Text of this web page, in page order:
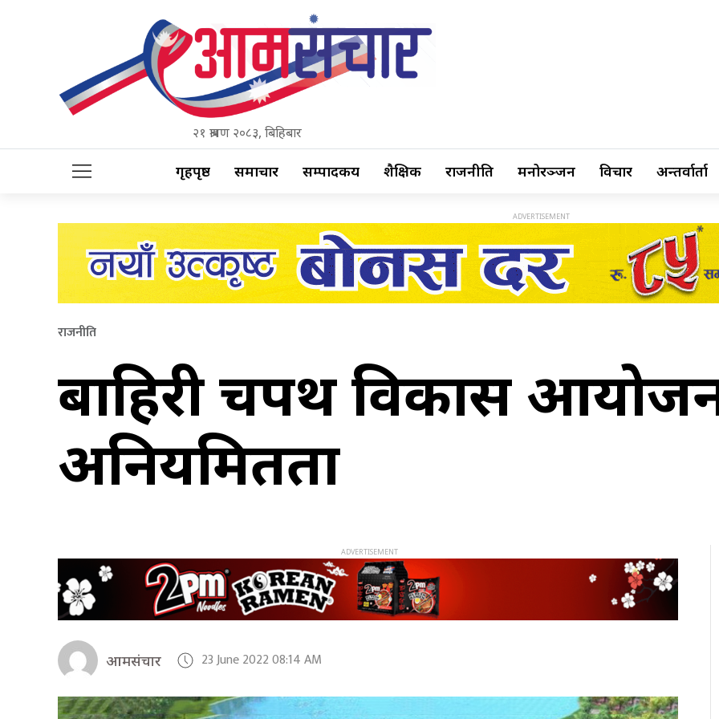
२१ श्रावण २०८३, बिहिबार
गृहपृष्ठ समाचार सम्पादकीय शैक्षिक राजनीति मनोरञ्जन विचार अन्तर्वार्ता
राजनीति
बाहिरी चक्रपथ विकास
अनियमितता
आमसंचार 23 June 2022 08:14 AM